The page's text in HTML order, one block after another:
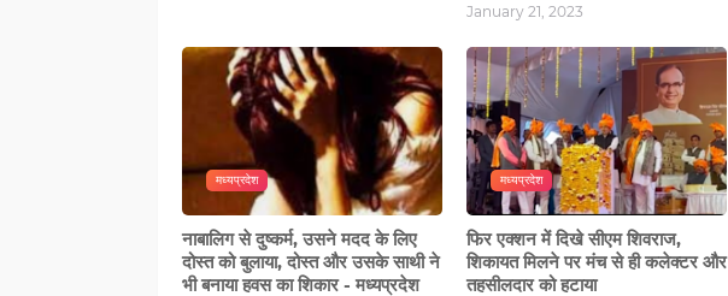
January 21, 2023
मध्यप्रदेश
नाबालिग से दुष्कर्म, उसने मदद के लिए
दोस्त को बुलाया, दोस्त और उसके साथी ने
भी बनाया हवस का शिकार - मध्यप्रदेश
मध्यप्रदेश
फिर एक्शन में दिखे सीएम शिवराज,
शिकायत मिलने पर मंच से ही कलेक्टर और
तहसीलदार को हटाया